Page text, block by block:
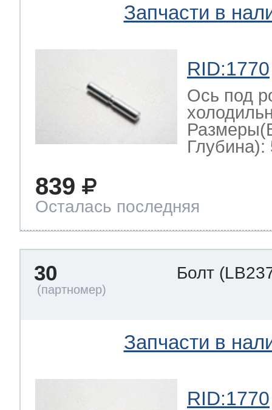
Запчасти в
RID:1770
Ось под
Глубина):
839
Осталась последняя
30 Болт
Запчасти в
RID:1770